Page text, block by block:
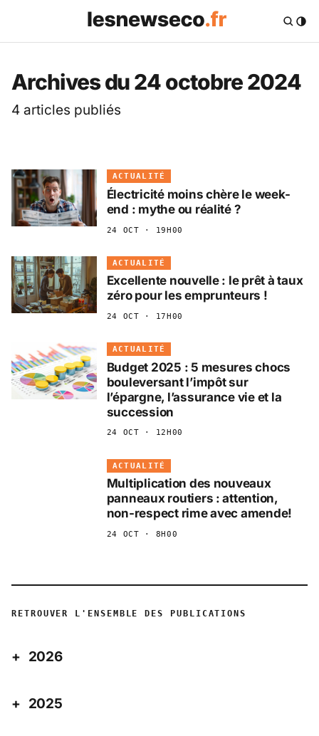
Les News Eco .fr —
Archives du 24 octobre 2024
4 articles publiés
ACTUALITÉ
Électricité moins chère le week-
end : mythe ou réalité ?
24 OCT · 19H00
ACTUALITÉ
Excellente nouvelle : le prêt à taux
zéro pour les emprunteurs !
24 OCT · 17H00
ACTUALITÉ
Budget 2025 : 5 mesures chocs
bouleversant l’impôt sur
l’épargne, l’assurance vie et la
succession
24 OCT · 12H00
ACTUALITÉ
Multiplication des nouveaux
panneaux routiers : attention,
non-respect rime avec amende!
24 OCT · 8H00
RETROUVER L'ENSEMBLE DES PUBLICATIONS
2026
2025